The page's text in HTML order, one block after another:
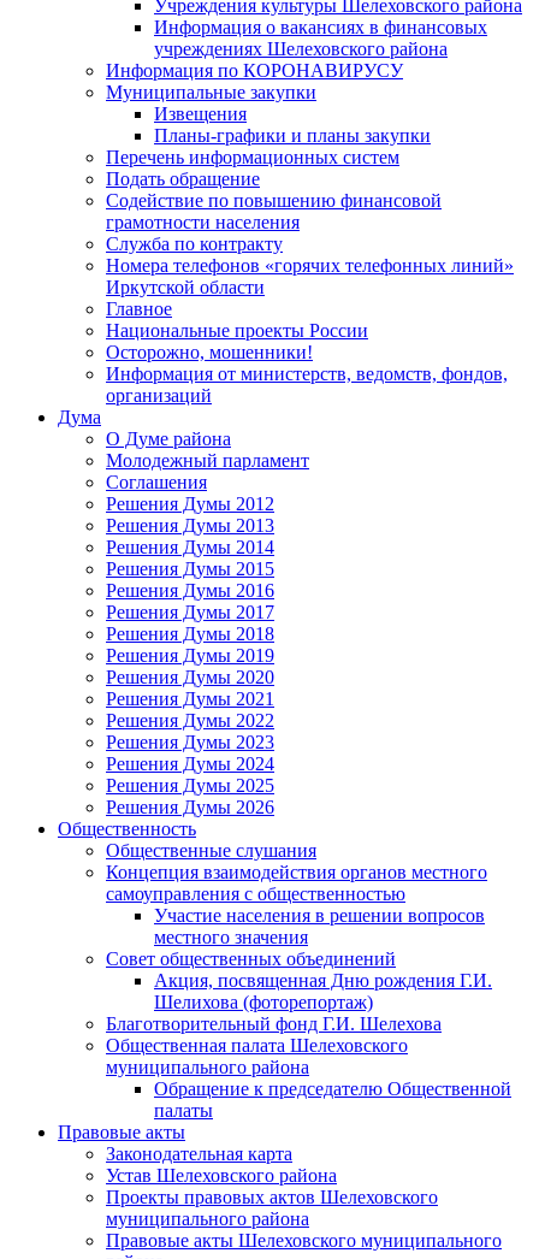
Учреждения культуры Шелеховского района
Информация о вакансиях в финансовых
учреждениях Шелеховского района
Информация по КОРОНАВИРУСУ
Муниципальные закупки
Извещения
Планы-графики и планы закупки
Перечень информационных систем
Подать обращение
Содействие по повышению финансовой
грамотности населения
Служба по контракту
Номера телефонов «горячих телефонных линий»
Иркутской области
Главное
Национальные проекты России
Осторожно, мошенники!
Информация от министерств, ведомств, фондов,
организаций
Дума
О Думе района
Молодежный парламент
Соглашения
Решения Думы 2012
Решения Думы 2013
Решения Думы 2014
Решения Думы 2015
Решения Думы 2016
Решения Думы 2017
Решения Думы 2018
Решения Думы 2019
Решения Думы 2020
Решения Думы 2021
Решения Думы 2022
Решения Думы 2023
Решения Думы 2024
Решения Думы 2025
Решения Думы 2026
Общественность
Общественные слушания
Концепция взаимодействия органов местного
самоуправления с общественностью
Участие населения в решении вопросов
местного значения
Совет общественных объединений
Акция, посвященная Дню рождения Г.И.
Шелихова (фоторепортаж)
Благотворительный фонд Г.И. Шелехова
Общественная палата Шелеховского
муниципального района
Обращение к председателю Общественной
палаты
Правовые акты
Законодательная карта
Устав Шелеховского района
Проекты правовых актов Шелеховского
муниципального района
Правовые акты Шелеховского муниципального